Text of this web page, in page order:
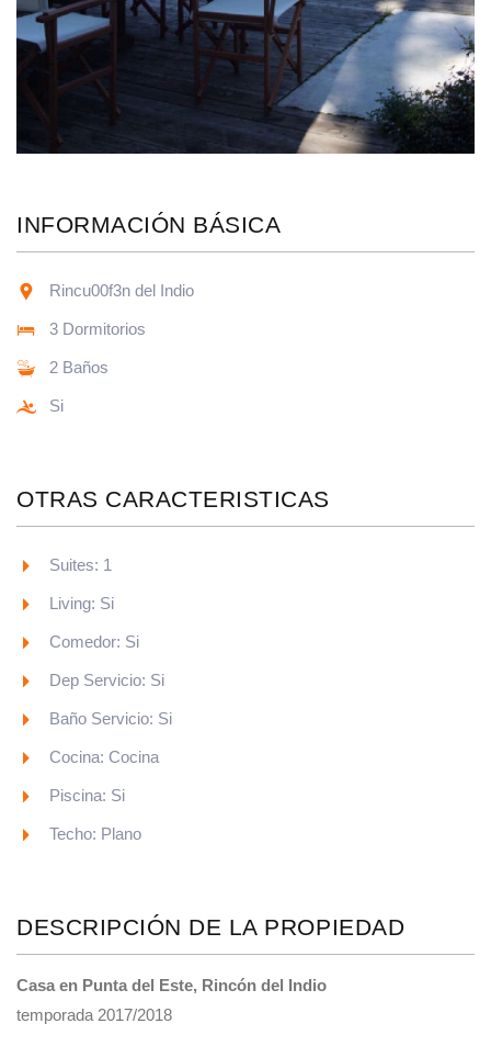
INFORMACIÓN BÁSICA
Rincu00f3n del Indio
3 Dormitorios
2 Baños
Si
OTRAS CARACTERISTICAS
Suites: 1
Living: Si
Comedor: Si
Dep Servicio: Si
Baño Servicio: Si
Cocina: Cocina
Piscina: Si
Techo: Plano
DESCRIPCIÓN DE LA PROPIEDAD
Casa en Punta del Este, Rincón del Indio
temporada 2017/2018